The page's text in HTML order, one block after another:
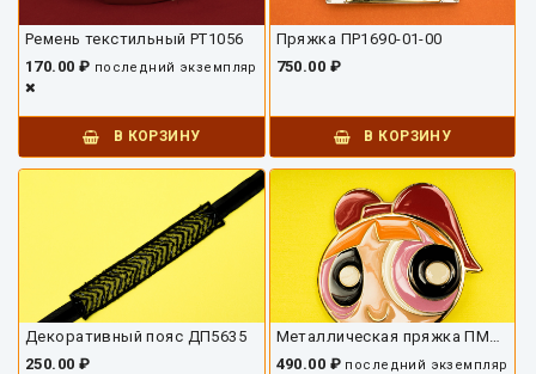
Ремень текстильный РТ1056
170.00 ₽ последний экземпляр
В КОРЗИНУ
Пряжка ПР1690-01-00
750.00 ₽
В КОРЗИНУ
Декоративный пояс ДП5635
250.00 ₽
490.00 ₽ последний экземпляр